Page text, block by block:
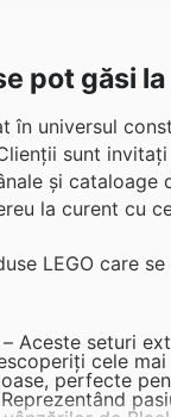
pot găsi la
în universul
sunt invitați
și
la curent cu
LEGO care
– Aceste seturi
cele
perfecte